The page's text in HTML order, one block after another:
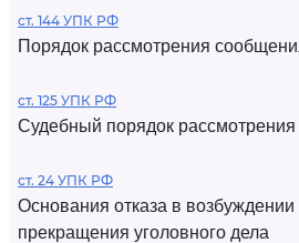
ст. 144 УПК РФ
Порядок рассмотрения
ст. 125 УПК РФ
Судебный порядок
ст. 24 УПК РФ
Основания отказа в возбуждении
прекращения уголовного дела